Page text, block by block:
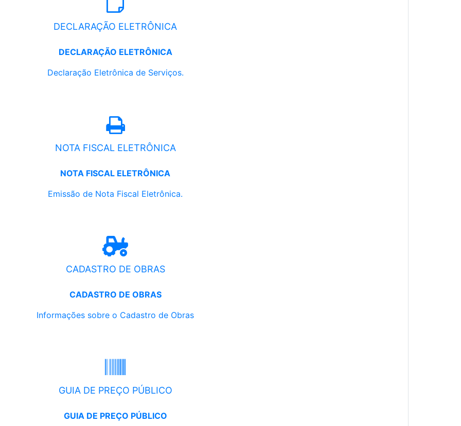
DECLARAÇÃO ELETRÔNICA
DECLARAÇÃO ELETRÔNICA
Declaração Eletrônica de Serviços.
NOTA FISCAL ELETRÔNICA
NOTA FISCAL ELETRÔNICA
Emissão de Nota Fiscal Eletrônica.
CADASTRO DE OBRAS
CADASTRO DE OBRAS
Informações sobre o Cadastro de Obras
GUIA DE PREÇO PÚBLICO
GUIA DE PREÇO PÚBLICO